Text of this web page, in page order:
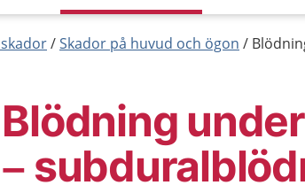
Skador på huvud och ögon
Blödning
–